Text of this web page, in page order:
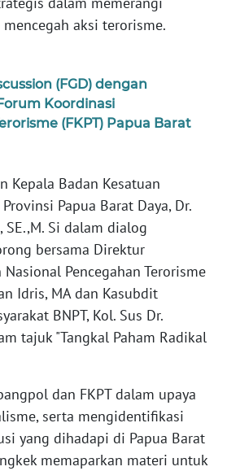
aksi terorisme.
(FGD) dengan
Koordinasi
(FKPT) Papua Barat
Kepala Badan Kesatuan
Papua Barat Daya, Dr.
SE.,M. Si dalam dialog
bersama Direktur
Nasional Pencegahan Terorisme
Idris, MA dan Kasubdit
BNPT, Kol. Sus Dr.
tajuk "Tangkal Paham Radikal
dan FKPT dalam upaya
serta mengidentifikasi
yang dihadapi di Papua Barat
memaparkan materi untuk